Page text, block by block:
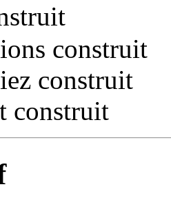
it
construit
construit
construit